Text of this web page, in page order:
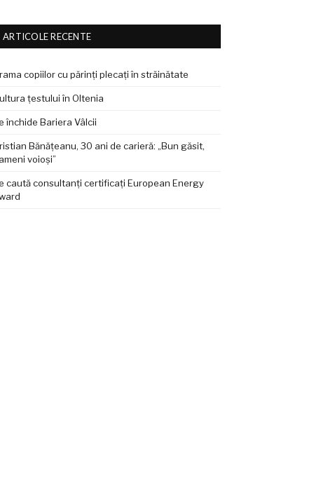
ARTICOLE RECENTE
copiilor cu părinți plecați în străinătate
țestului în Oltenia
închide Bariera Vâlcii
Bănățeanu, 30 ani de carieră: „Bun găsit,
voioși”
caută consultanți certificați European Energy